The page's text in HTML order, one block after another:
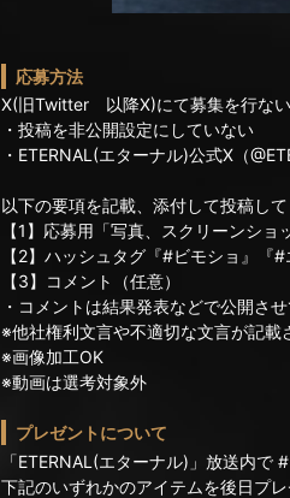
応募方法
X(旧Twitter 以降X)にて募集を行ない
・投稿を非公開設定にしていない
・ETERNAL(エターナル)公式X（
以下の要項を記載、添付して投稿して
【1】応募用「写真、スクリーンショ
【2】ハッシュタグ『#ビモショ』『#
【3】コメント（任意）
・コメントは結果発表などで公開さ
※他社権利文言や不適切な文言が記載
※画像加工OK
※動画は選考対象外
プレゼントについて
「ETERNAL(エターナル)」放送内で
下記のいずれかのアイテムを後日プ